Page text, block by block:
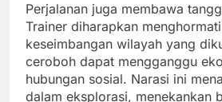
Perjalanan juga membawa
Trainer diharapkan
keseimbangan wilayah yang
ceroboh dapat mengganggu
hubungan sosial. Narasi ini
dalam eksplorasi, menekankan